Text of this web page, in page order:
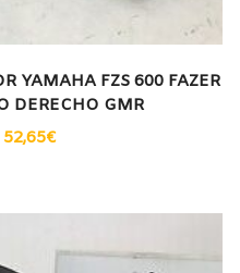
YAMAHA FZS 600 FAZER
DERECHO GMR
52,65€